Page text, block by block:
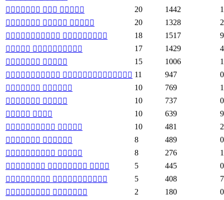
  
20 1442
1
  
20 1328
2
 
18 1517
9
 
17 1429
4
 
15 1006
1
  11 947
0
 
10 769
 
10 737
0
 
10 639
9
 
10 481
2
 
8 489
0
 
8 276
1
  
5 445
0
 
5 408
7
 
2 180
0